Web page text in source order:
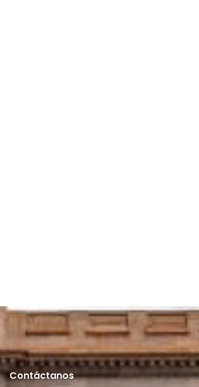
Contáctanos